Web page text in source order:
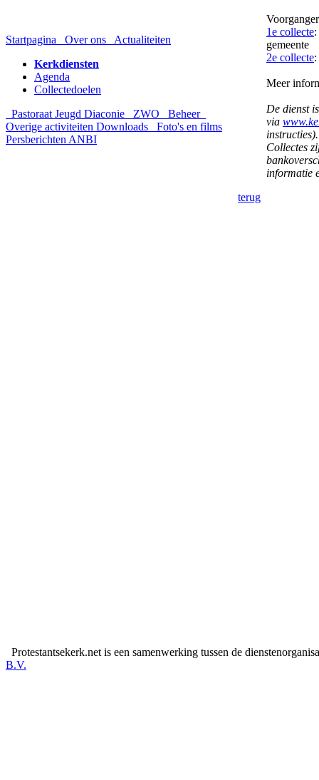
Startpagina Over ons
Actualiteiten
Kerkdiensten
Agenda
Collectedoelen
Pastoraat Jeugd Diaconie ZWO
Beheer
Overige activiteiten Downloads
Foto's en films
Persberichten ANBI
1e collecte
gemeente
2e collecte
Meer
De dienst
via
instructies).
Collectes
informatie
terug
Protestantsekerk.net is een samenwerking tussen de
B.V.